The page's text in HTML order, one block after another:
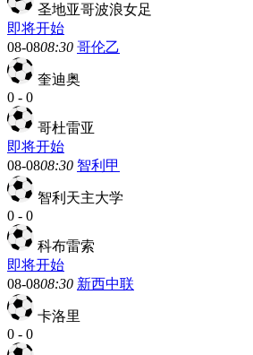
圣地亚哥波浪女足
即将开始
08-0808:30 哥伦乙
奎迪奥
0 - 0
哥杜雷亚
即将开始
08-0808:30 智利甲
智利天主大学
0 - 0
科布雷索
即将开始
08-0808:30 新西中联
卡洛里
0 - 0